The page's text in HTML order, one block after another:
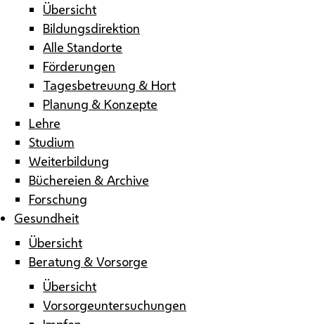
Übersicht
Bildungsdirektion
Alle Standorte
Förderungen
Tagesbetreuung & Hort
Planung & Konzepte
Lehre
Studium
Weiterbildung
Büchereien & Archive
Forschung
Gesundheit
Übersicht
Beratung & Vorsorge
Übersicht
Vorsorgeuntersuchungen